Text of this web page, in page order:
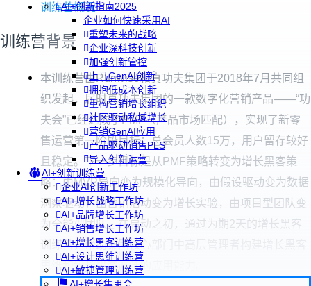
AI+创新指南2025
企业如何快速采用AI
重塑未来的战略
企业深科技创新
加强创新管控
上马GenAI创新
拥抱低成本创新
重构营销增长组织
社区驱动私域增长
营销GenAI应用
产品驱动销售PLS
导入创新运营
AI+创新训练营
企业AI创新工作坊
AI+增长战略工作坊
AI+品牌增长工作坊
AI+销售增长工作坊
AI+增长黑客训练营
AI+设计思维训练营
AI+敏捷管理训练营
训练营概况
训练营背景
本训练营由Runwise和真功夫集团于2018年7月共同组
织发起，届时真功夫集团的一款数字化营销产品——“功
夫会”已经达成了PMF（产品市场匹配），实现了新零
售运营第一阶段目标：总会员人数15万，用户留存较好
且稳定。下一步目标是从PMF策略转变为增长黑客策
略：由MVP导向变为规模化导向，由假设驱动变为数据
洞察驱动，由营销活动变为增长实验，由项目型团队变
为全能型团队。在启动之初，通过为期2天的增长黑客
训练营，帮助集团核心部门中高层管理者构建增长黑客
思维和增长黑客方法的应用能力。